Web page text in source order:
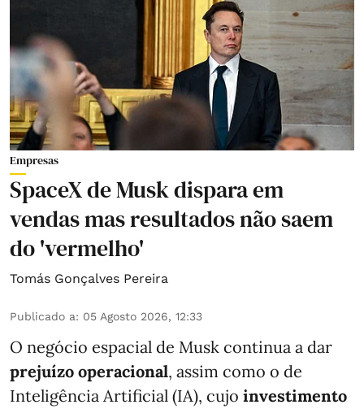
Empresas
SpaceX de Musk dispara em
vendas mas resultados não saem
do 'vermelho'
Tomás Gonçalves Pereira
Publicado a: 05 Agosto 2026, 12:33
O negócio espacial de Musk continua a dar
prejuízo operacional, assim como o de
Inteligência Artificial (IA), cujo investimento